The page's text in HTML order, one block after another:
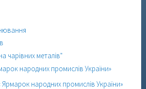
чарівних металів"
народних промислів України»
Ярмарок народних промислів України»